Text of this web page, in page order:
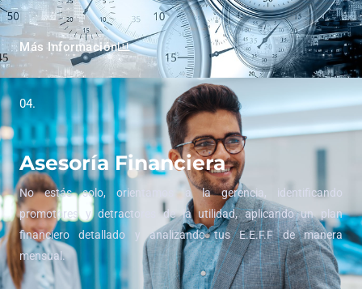
Más Información
04.
Asesoría Financiera
No estás solo, orientamos a la gerencia, identificando
promotores y detractores de la utilidad, aplicando un plan
financiero detallado y analizando tus E.E.F.F de manera
mensual.